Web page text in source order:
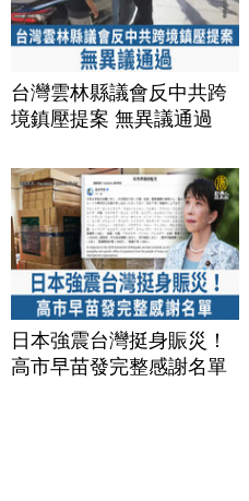
台灣雲林縣議會反中共跨
境鎮壓提案 無異議通過
日本強震台灣挺身賑災！
高市早苗發完整感謝名單